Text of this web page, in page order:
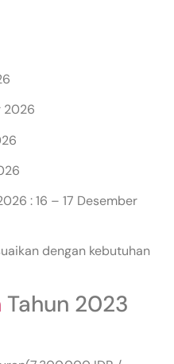
2026
: 16 – 17 Desember
dengan kebutuhan
Tahun 2023